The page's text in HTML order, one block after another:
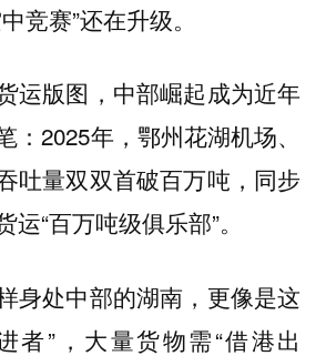
竞赛”还在升级。
运版图，中部崛起成为近年
：2025年，鄂州花湖机场、
吐量双双首破百万吨，同步
“百万吨级俱乐部”。
身处中部的湖南，更像是这
者”，大量货物需“借港出